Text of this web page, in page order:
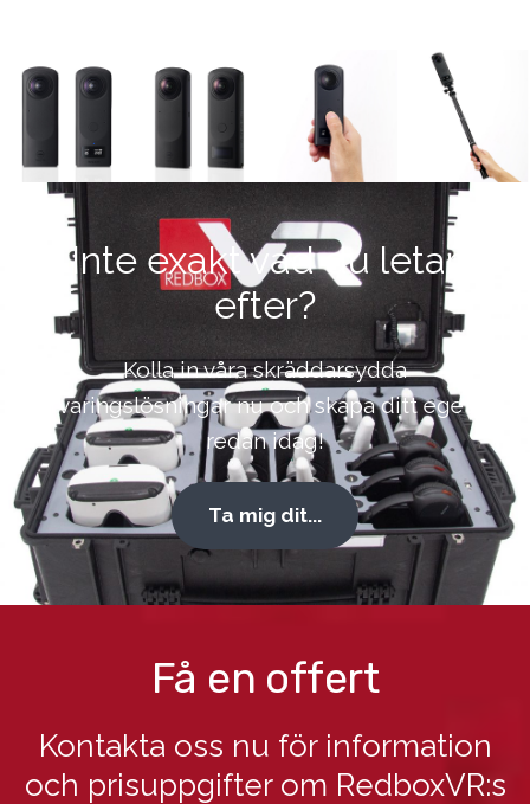
Inte exakt vad du letar
efter?
Kolla in våra skräddarsydda
förvaringslösningar nu och skapa ditt eget kit
redan idag!
Ta mig dit...
Få en offert
Kontakta oss nu för information
och prisuppgifter om RedboxVR:s